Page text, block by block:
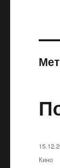
Рубрики
Кино